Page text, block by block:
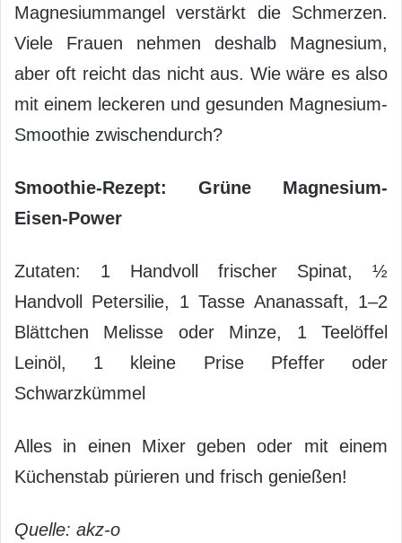
Magnesiummangel verstärkt die Schmerzen.
Viele Frauen nehmen deshalb Magnesium,
aber oft reicht das nicht aus. Wie wäre es also
mit einem leckeren und gesunden Magnesium-
Smoothie zwischendurch?
Smoothie-Rezept: Grüne Magnesium-
Eisen-Power
Zutaten: 1 Handvoll frischer Spinat, ½
Handvoll Petersilie, 1 Tasse Ananassaft, 1–2
Blättchen Melisse oder Minze, 1 Teelöffel
Leinöl, 1 kleine Prise Pfeffer oder
Schwarzkümmel
Alles in einen Mixer geben oder mit einem
Küchenstab pürieren und frisch genießen!
Quelle: akz-o